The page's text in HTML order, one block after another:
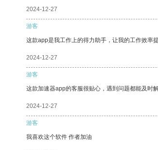
2024-12-27
游客
这款app是我工作上的得力助手，让我的工作效率
2024-12-27
游客
这款加速器app的客服很贴心，遇到问题都能及时
2024-12-27
游客
我喜欢这个软件 作者加油